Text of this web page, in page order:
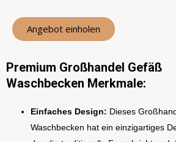
Angebot einholen
Premium Großhandel Gefäß
Waschbecken Merkmale:
Einfaches Design: Dieses
Waschbecken hat ein einzigartiges